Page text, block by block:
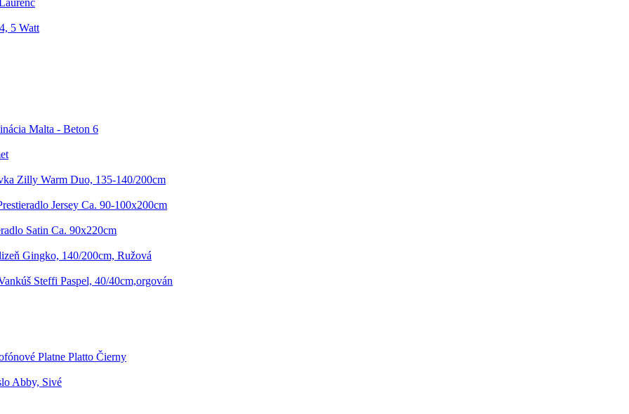
5 Watt
Malta - Beton 6
Zilly Warm Duo, 135-140/200cm
Jersey Ca. 90-100x200cm
Satin Ca. 90x220cm
Gingko, 140/200cm, Ružová
Steffi Paspel, 40/40cm,orgován
Platne Platto Čierny
Abby, Sivé